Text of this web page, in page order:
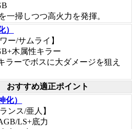
一掃しつつ高火力を発揮。
）
ー/サムライ】
木属性キラー
ラーでボスに大ダメージを狙え
おすすめ適正ポイント
化）
ンス/亜人】
LS+底力